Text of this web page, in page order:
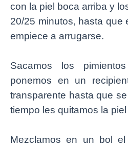
con la piel boca arriba y
20/25 minutos, hasta que
empiece a arrugarse.
Sacamos los
ponemos en un
transparente hasta que
tiempo les quitamos la
Mezclamos en un bol